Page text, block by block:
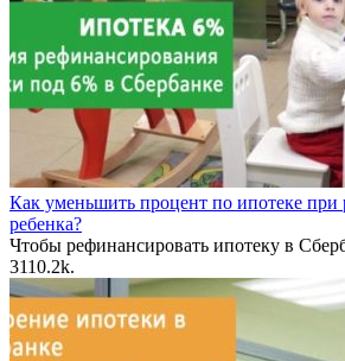
Как уменьшить процент по ипотеке при
ребенка?
Чтобы рефинансировать ипотеку в
3110.2k.